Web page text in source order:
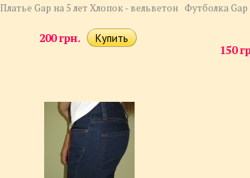
Платье Gap на 5 лет Хлопок - вельветон
200 грн.
Футболка
150